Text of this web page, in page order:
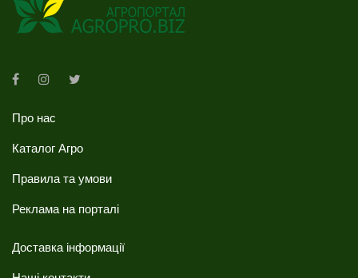
Про нас
Каталог Агро
Правила та умови
Реклама на порталі
Доставка інформації